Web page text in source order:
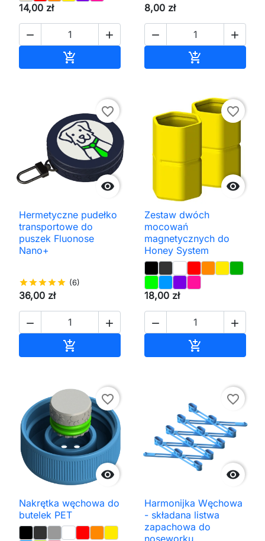
14,00 zł
 

8,00 zł
 


favorite_border
Hermetyczne pudełko
transportowe do
puszek Fluonose
Nano+
starstarstarstarstar (6)
36,00 zł
 


favorite_border
Zestaw dwóch
mocowań
magnetycznych do
Honey System
18,00 zł
 


favorite_border
Nakrętka węchowa do
butelek PET

favorite_border
Harmonijka Węchowa
- składana listwa
zapachowa do